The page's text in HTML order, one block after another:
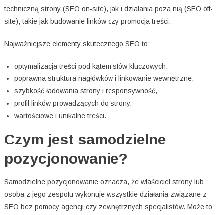
techniczną strony (SEO on-site), jak i działania poza nią (SEO off-
site), takie jak budowanie linków czy promocja treści.
Najważniejsze elementy skutecznego SEO to:
optymalizacja treści pod kątem słów kluczowych,
poprawna struktura nagłówków i linkowanie wewnętrzne,
szybkość ładowania strony i responsywność,
profil linków prowadzących do strony,
wartościowe i unikalne treści.
Czym jest samodzielne
pozycjonowanie?
Samodzielne pozycjonowanie oznacza, że właściciel strony lub
osoba z jego zespołu wykonuje wszystkie działania związane z
SEO bez pomocy agencji czy zewnętrznych specjalistów. Może to